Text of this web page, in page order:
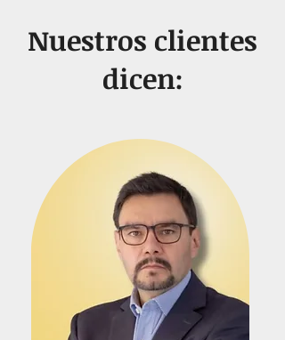
Nuestros clientes
dicen: